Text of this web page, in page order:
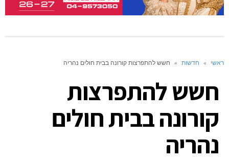
ראשי » חדשות » חשש להתפרצות קורונה בבית חולים נהריה
חשש להתפרצות
קורונה בבית חולים
נהריה